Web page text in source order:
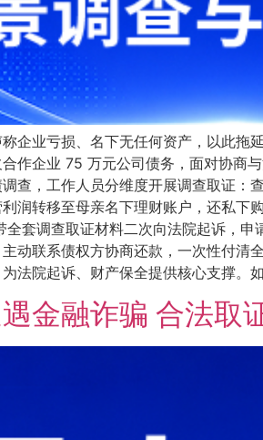
企业亏损、名下无任何资产，以此拖
作企业 75 万元公司债务，面对协商
查，工作人员分维度开展调查取证
润转移至母亲名下理财账户，还私
套调查取证材料二次向法院起诉，
动联系债权方协商还款，一次性付
法院起诉、财产保全提供核心支撑。
金融诈骗 合法取